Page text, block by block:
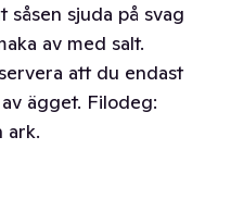
sjuda på svag
av med salt.
att du endast
ägget. Filodeg:
ark.